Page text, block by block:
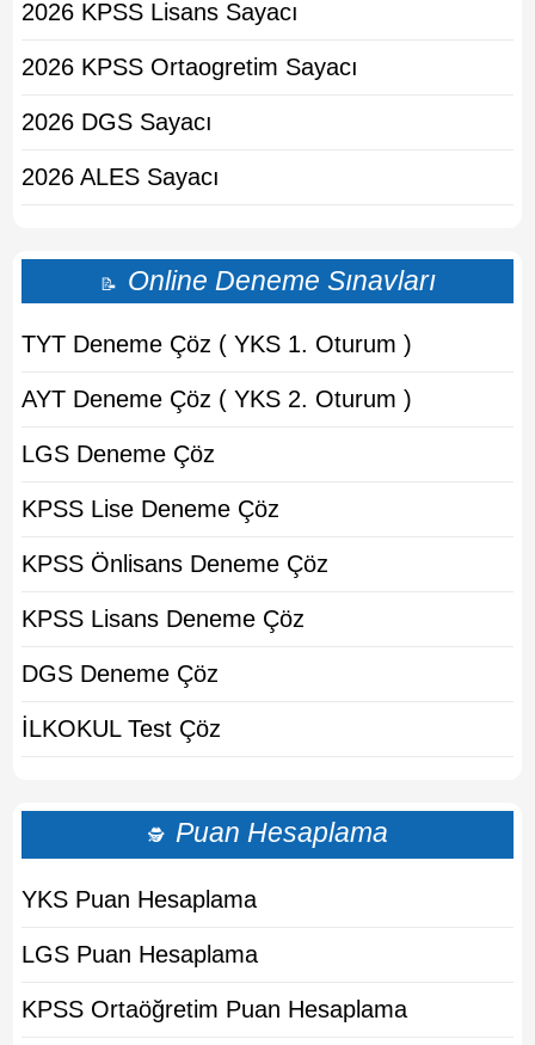
2026 KPSS Lisans Sayacı
2026 KPSS Ortaogretim Sayacı
2026 DGS Sayacı
2026 ALES Sayacı
📝 Online Deneme Sınavları
TYT Deneme Çöz ( YKS 1. Oturum )
AYT Deneme Çöz ( YKS 2. Oturum )
LGS Deneme Çöz
KPSS Lise Deneme Çöz
KPSS Önlisans Deneme Çöz
KPSS Lisans Deneme Çöz
DGS Deneme Çöz
İLKOKUL Test Çöz
🕵 Puan Hesaplama
YKS Puan Hesaplama
LGS Puan Hesaplama
KPSS Ortaöğretim Puan Hesaplama